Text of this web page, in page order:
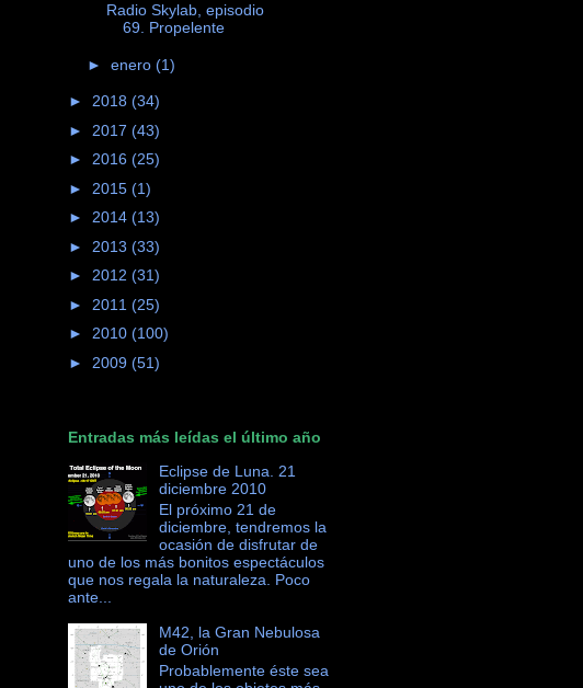
Radio Skylab, episodio
69. Propelente
► enero (1)
► 2018 (34)
► 2017 (43)
► 2016 (25)
► 2015 (1)
► 2014 (13)
► 2013 (33)
► 2012 (31)
► 2011 (25)
► 2010 (100)
► 2009 (51)
Entradas más leídas el último año
Eclipse de Luna. 21
diciembre 2010
El próximo 21 de
diciembre, tendremos la
ocasión de disfrutar de
uno de los más bonitos espectáculos
que nos regala la naturaleza. Poco
ante...
M42, la Gran Nebulosa
de Orión
Probablemente éste sea